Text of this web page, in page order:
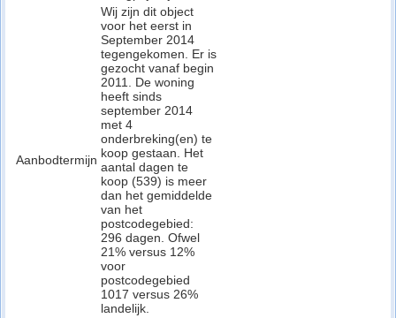
Aanbodtermijn
Wij zijn dit object
voor het eerst in
September 2014
tegengekomen. Er is
gezocht vanaf begin
2011. De woning
heeft sinds
september 2014
met 4
onderbreking(en) te
koop gestaan. Het
aantal dagen te
koop (539) is meer
dan het gemiddelde
van het
postcodegebied:
296 dagen. Ofwel
21% versus 12%
voor
postcodegebied
1017 versus 26%
landelijk.